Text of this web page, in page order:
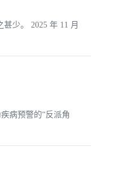
少。 2025 年 11 月
病预警的“反派角